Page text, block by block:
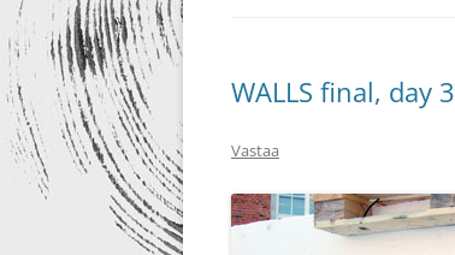
RE-DESIGN
WALLS final, day 3
Vastaa